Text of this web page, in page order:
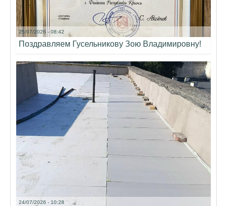
25/07/2026 - 08:42
Поздравляем Гусельникову Зою Владимировну!
24/07/2026 - 10:28